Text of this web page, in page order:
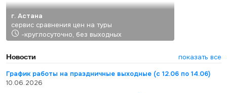
г. Астана
сервис сравнения цен на туры
-круглосуточно, без выходных
Новости
показать все
График работы на праздничные выходные (с 12.06 по 14.06)
10.06.2026